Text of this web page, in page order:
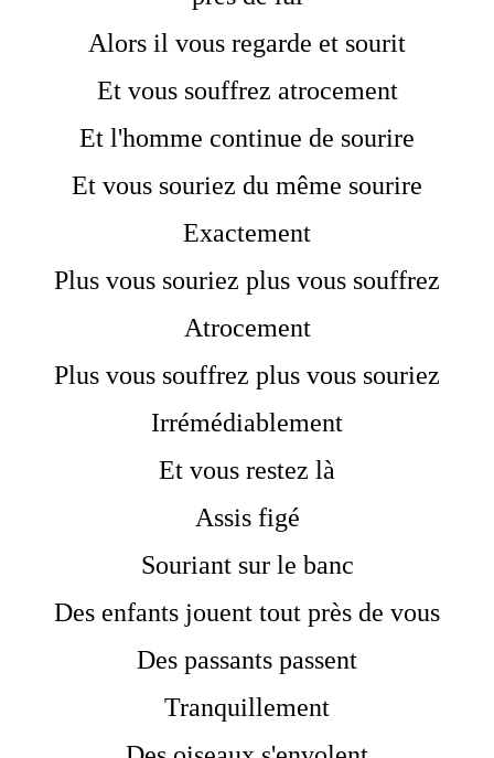
Alors il vous regarde et sourit
Et vous souffrez atrocement
Et l'homme continue de sourire
Et vous souriez du même sourire
Exactement
Plus vous souriez plus vous souffrez
Atrocement
Plus vous souffrez plus vous souriez
Irrémédiablement
Et vous restez là
Assis figé
Souriant sur le banc
Des enfants jouent tout près de vous
Des passants passent
Tranquillement